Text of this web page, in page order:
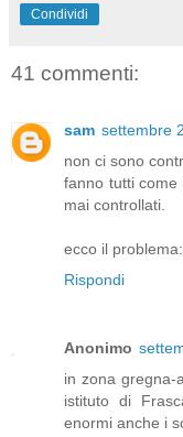
Condividi
41 commenti:
sam settembre
non ci sono
fanno tutti
mai controllati.
ecco il
Rispondi
Anonimo
in zona gregna-
istituto di
enormi anche i